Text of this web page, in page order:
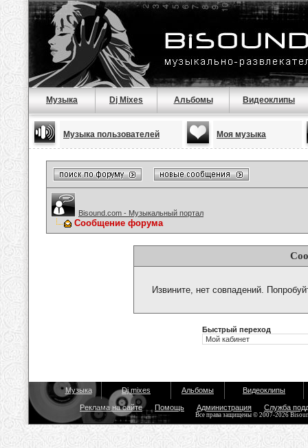
Музыка Dj Mixes Альбомы Видеоклипы
Музыка пользователей Моя музыка
Bisound.com - Музыкальный портал
Сообщение форума
Извините, нет совпадений.
Быстрый переход
Музыка Dj mixes Альбомы Видеоклипы
Реклама на сайте Помощь Администрация Служба
Все права защищены © 2007-2026